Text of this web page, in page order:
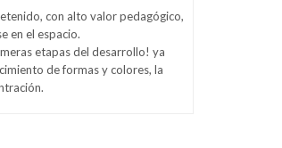
con alto valor pedagógico,
en el espacio.
etapas del desarrollo! ya
de formas y colores, la